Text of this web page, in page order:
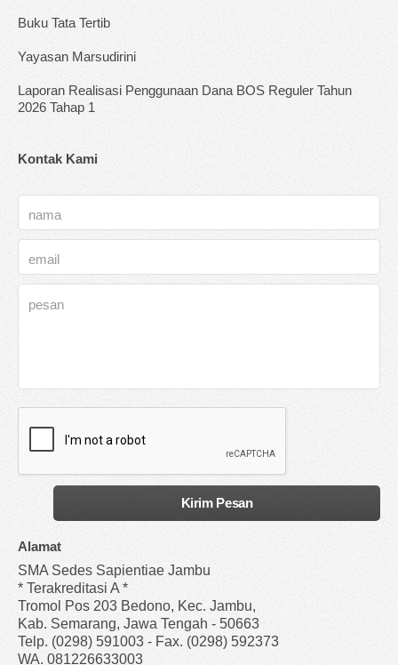
Buku Tata Tertib
Yayasan Marsudirini
Laporan Realisasi Penggunaan Dana BOS Reguler Tahun
2026 Tahap 1
Kontak Kami
Alamat
SMA Sedes Sapientiae Jambu
* Terakreditasi A *
Tromol Pos 203 Bedono, Kec. Jambu,
Kab. Semarang, Jawa Tengah - 50663
Telp. (0298) 591003 - Fax. (0298) 592373
WA. 081226633003